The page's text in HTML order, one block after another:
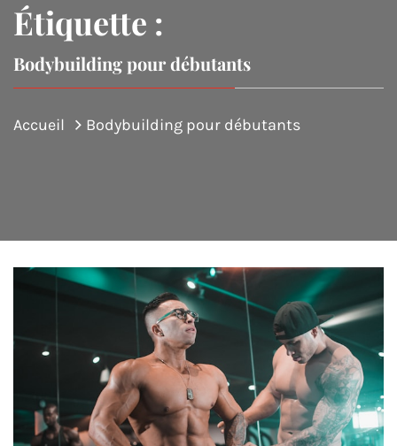
Étiquette :
Bodybuilding pour débutants
Accueil Bodybuilding pour débutants